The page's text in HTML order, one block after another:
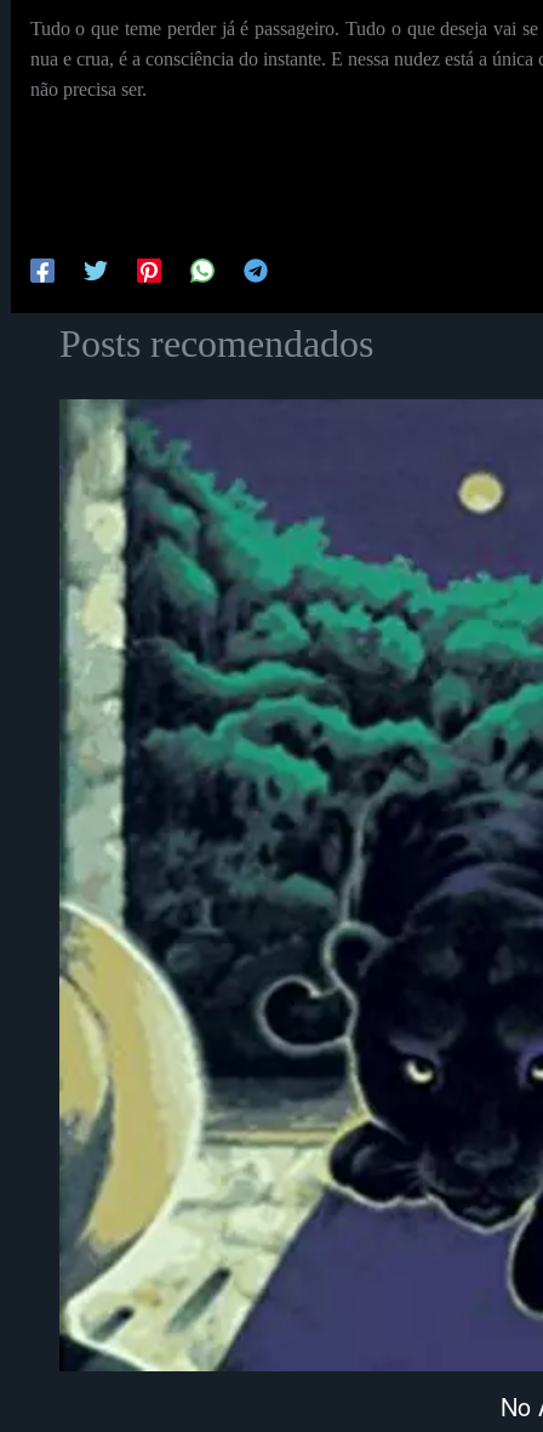
Tudo o que teme perder já é passageiro. Tudo o que deseja vai
nua e crua, é a consciência do instante. E nessa nudez está a
não precisa ser.
Posts recomendados
No